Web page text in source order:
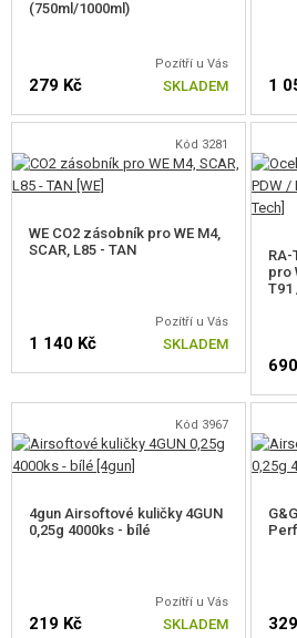
(750ml/1000ml)
Pozítří u Vás
279 Kč SKLADEM 1
Kód 3281
WE CO2 zásobník pro WE M4,
SCAR, L85 - TAN
Pozítří u Vás
1 140 Kč SKLADEM
pro
T91
Kód 3967
4gun Airsoftové kuličky 4GUN
0,25g 4000ks - bílé
Pozítří u Vás
219 Kč SKLADEM